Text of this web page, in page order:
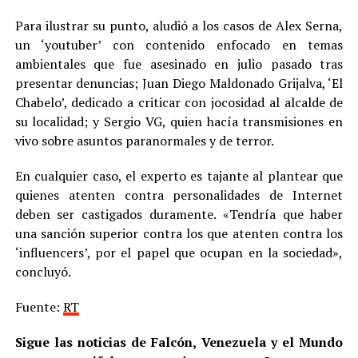
Para ilustrar su punto, aludió a los casos de Alex Serna,
un ‘youtuber’ con contenido enfocado en temas
ambientales que fue asesinado en julio pasado tras
presentar denuncias; Juan Diego Maldonado Grijalva, ‘El
Chabelo’, dedicado a criticar con jocosidad al alcalde de
su localidad; y Sergio VG, quien hacía transmisiones en
vivo sobre asuntos paranormales y de terror.
En cualquier caso, el experto es tajante al plantear que
quienes atenten contra personalidades de Internet
deben ser castigados duramente. «Tendría que haber
una sanción superior contra los que atenten contra los
‘influencers’, por el papel que ocupan en la sociedad»,
concluyó.
Fuente: RT
Sigue las noticias de Falcón, Venezuela y el Mundo